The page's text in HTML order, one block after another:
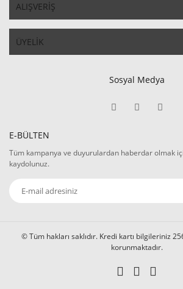
ALIŞVERİŞ
ÜYELİK
Sosyal Medya
E-BÜLTEN
Tüm kampanya ve duyurulardan haberdar olmak
kaydolunuz.
© Tüm hakları saklıdır. Kredi kartı bilgileriniz
korunmaktadır.